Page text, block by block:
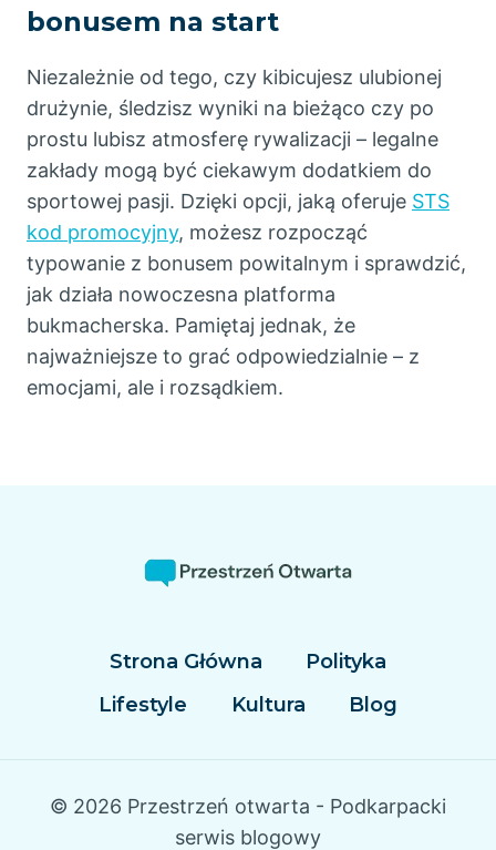
bonusem na start
Niezależnie od tego, czy kibicujesz ulubionej
drużynie, śledzisz wyniki na bieżąco czy po
prostu lubisz atmosferę rywalizacji – legalne
zakłady mogą być ciekawym dodatkiem do
sportowej pasji. Dzięki opcji, jaką oferuje STS
kod promocyjny, możesz rozpocząć
typowanie z bonusem powitalnym i sprawdzić,
jak działa nowoczesna platforma
bukmacherska. Pamiętaj jednak, że
najważniejsze to grać odpowiedzialnie – z
emocjami, ale i rozsądkiem.
Strona Główna
Polityka
Lifestyle
Kultura Blog
© 2026 Przestrzeń otwarta - Podkarpacki
serwis blogowy